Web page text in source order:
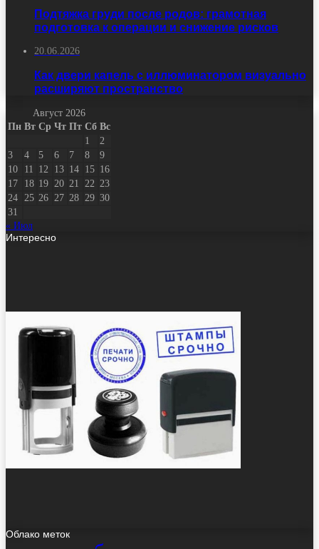
Подтяжка груди после родов: грамотная
подготовка к операции и снижение рисков
20.06.2026
Как двери капель с иллюминатором визуально
расширяют пространство
Август 2026
Пн Вт Ср Чт Пт Сб Вс
1
2
3
4 5 6 7 8
9
10
11 12 13 14 15 16
17
18 19 20 21 22 23
24
25 26 27 28 29 30
31
« Июл
Интересно
Облако меток